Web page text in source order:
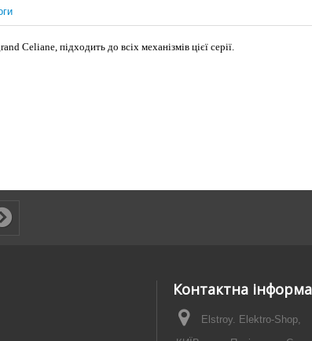
Celiane, підходить до всіх механізмів цієї серії.
Контактна
Elstroy. Elektro-Shop,